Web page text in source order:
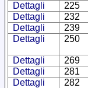
Dettagli
225
Dettagli
232
Dettagli
239
Dettagli
250
Dettagli
269
Dettagli
281
Dettagli
282